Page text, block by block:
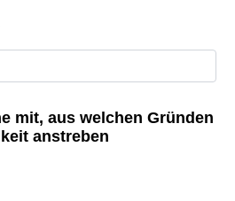
mit, aus welchen Gründen
anstreben